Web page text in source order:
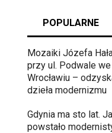
POPULARNE
Mozaiki Józefa
przy ul. Podwale we
Wrocławiu –
dzieła modernizmu
Gdynia ma sto lat.
powstało